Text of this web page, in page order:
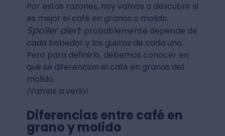
Por estas razones, hoy vamos a descubrir si
es mejor el café en granos o molido.
Spoiler alert: probablemente depende de
cada bebedor y los gustos de cada uno.
Pero para definirlo, debemos conocer en
qué se diferencian el café en granos del
molido.
¡Vamos a verlo!
Diferencias entre café en
grano y molido